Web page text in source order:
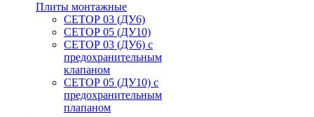
Плиты монтажные
CЕТОР 03 (ДУ6)
CЕТОР 05 (ДУ10)
CЕТОР 03 (ДУ6) с
предохранительным
клапаном
CЕТОР 05 (ДУ10) с
предохранительным
плапаном